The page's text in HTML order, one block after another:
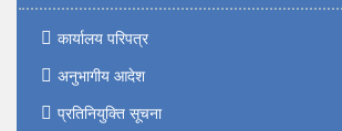
कार्यालय परिपत्र
अनुभागीय आदेश
प्रतिनियुक्ति सूचना